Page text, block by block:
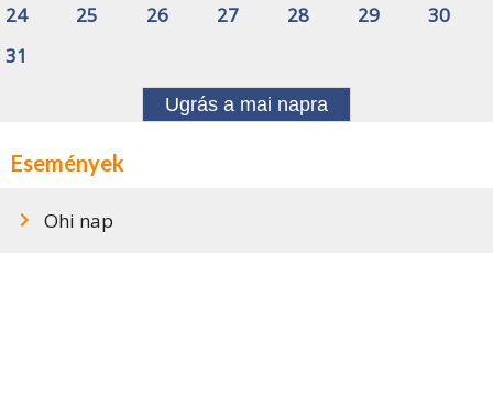
24
25 26 27 28 29
30
31
Ugrás a mai napra
Események
Ohi nap